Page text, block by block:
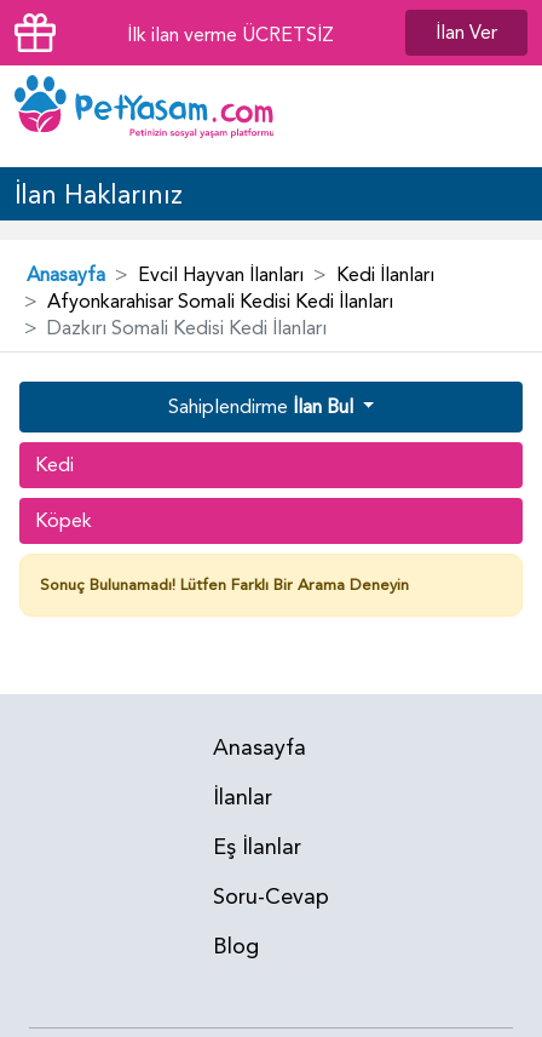
İlk ilan verme ÜCRETSİZ İlan Ver
İlan Haklarınız
Anasayfa Evcil Hayvan İlanları
Kedi İlanları
Afyonkarahisar Somali Kedisi Kedi İlanları
Dazkırı Somali Kedisi Kedi İlanları
Sahiplendirme İlan Bul
Kedi
Köpek
Sonuç Bulunamadı! Lütfen Farklı Bir Arama Deneyin
Anasayfa
İlanlar
Eş İlanlar
Soru-Cevap
Blog